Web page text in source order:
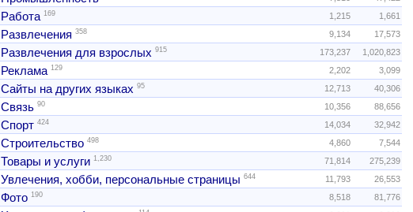
Работа 169 1,215 1,661
Развлечения 358 9,134 17,573
Развлечения для взрослых 915 173,237 1,020,823
Реклама 129 2,202 3,099
Сайты на других языках 95 12,713 40,306
Связь 90 10,356 88,656
Спорт 424 14,034 32,942
Строительство 498 4,860 7,544
Товары и услуги 1,230 71,814 275,239
Увлечения, хобби, персональные страницы 644 11,793 26,553
Фото 190 8,518 81,776